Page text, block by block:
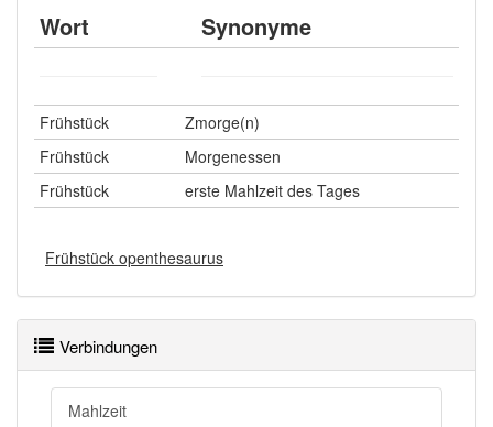
Wort Synonyme
Frühstück
Zmorge(n)
Frühstück
Morgenessen
Frühstück
erste Mahlzeit des Tages
Frühstück openthesaurus
Verbindungen
Mahlzeit